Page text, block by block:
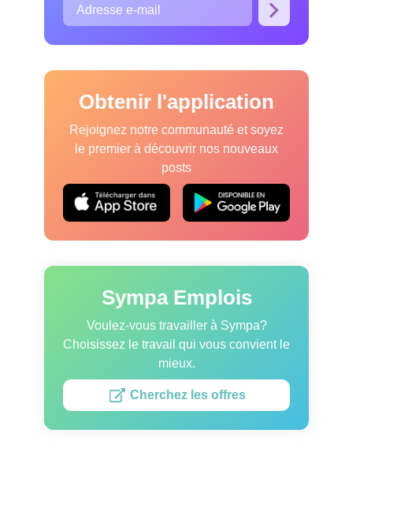
Obtenir l'application
Rejoignez notre communauté et soyez
le premier à découvrir nos nouveaux
posts
Sympa Emplois
Voulez-vous travailler à Sympa?
Choisissez le travail qui vous convient le
mieux.
Cherchez les offres
Politique relative aux cookies
Modalités de service